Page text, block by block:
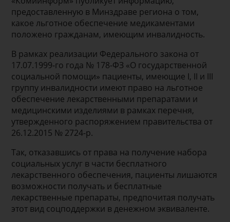
предоставленную в Минздраве региона о том,
какое льготное обеспечение медикаментами
положено гражданам, имеющим инвалидность.
В рамках реализации Федерального закона от
17.07.1999-го года № 178-ФЗ «О государственной
социальной помощи» пациенты, имеющие I, II и III
группу инвалидности имеют право на льготное
обеспечение лекарственными препаратами и
медицинскими изделиями в рамках перечня,
утвержденного распоряжением правительства от
26.12.2015 № 2724-р.
Так, отказавшись от права на получение набора
социальных услуг в части бесплатного
лекарственного обеспечения, пациенты лишаются
возможности получать и бесплатные
лекарственные препараты, предпочитая получать
этот вид соцподдержки в денежном эквиваленте.